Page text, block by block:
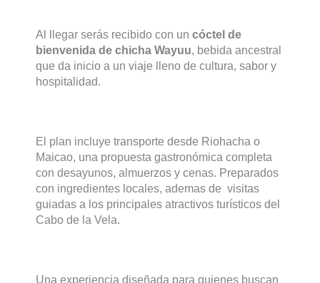
Al llegar serás recibido con un cóctel de
bienvenida de chicha Wayuu, bebida ancestral
que da inicio a un viaje lleno de cultura, sabor y
hospitalidad.
El plan incluye transporte desde Riohacha o
Maicao, una propuesta gastronómica completa
con desayunos, almuerzos y cenas. Preparados
con ingredientes locales, ademas de visitas
guiadas a los principales atractivos turísticos del
Cabo de la Vela.
Una experiencia diseñada para quienes buscan